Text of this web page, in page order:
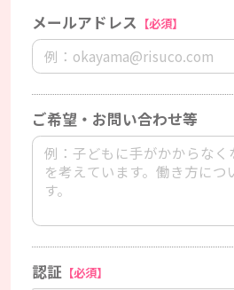
メールアドレス 【必須】
ご希望・お問い合わせ等
認証 【必須】